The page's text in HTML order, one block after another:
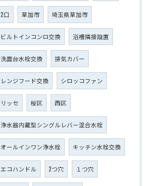
2口 草加市 埼玉県草加市
ビルトインコンロ交換 浴槽隣接設置
洗面台水栓交換 排気カバー
レンジフード交換 シロッコファン
リッセ 桜区 西区
浄水器内蔵型シングルレバー混合水栓
オールインワン浄水栓 キッチン水栓交換
エコハンドル 2つ穴 １つ穴